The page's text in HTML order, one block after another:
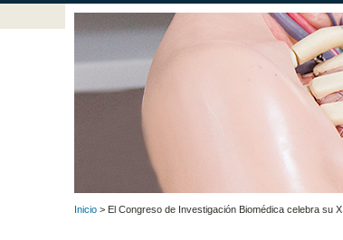
Inicio > El Congreso de Investigación Biomédica celebra su